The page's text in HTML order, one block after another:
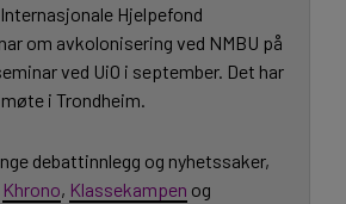
Hjelpefond
om avkolonisering ved NMBU på
ved UiO i september. Det har
i Trondheim.
debattinnlegg og nyhetssaker,
Khrono, Klassekampen og